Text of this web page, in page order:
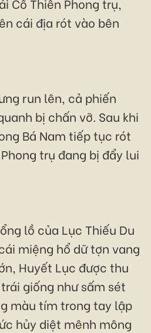
cái địa rót vào bên
run lên, cả phiến
bị chấn vỡ. Sau khi
Bá Nam tiếp tục rót
trụ đang bị đẩy lui
lồ của Lục Thiếu Du
miệng hổ dữ tợn vang
Huyết Lục được thu
giống như sấm sét
màu tím trong tay lập
hủy diệt mênh mông